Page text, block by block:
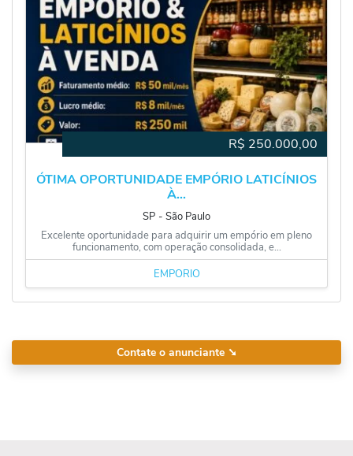
R$ 250.000,00
ÓTIMA OPORTUNIDADE EMPÓRIO LATICÍNIOS
À...
SP ‐ São Paulo
Excelente oportunidade para adquirir um empório em pleno
funcionamento, com operação consolidada, e...
EMPÓRIO
Contate o anunciante ➘